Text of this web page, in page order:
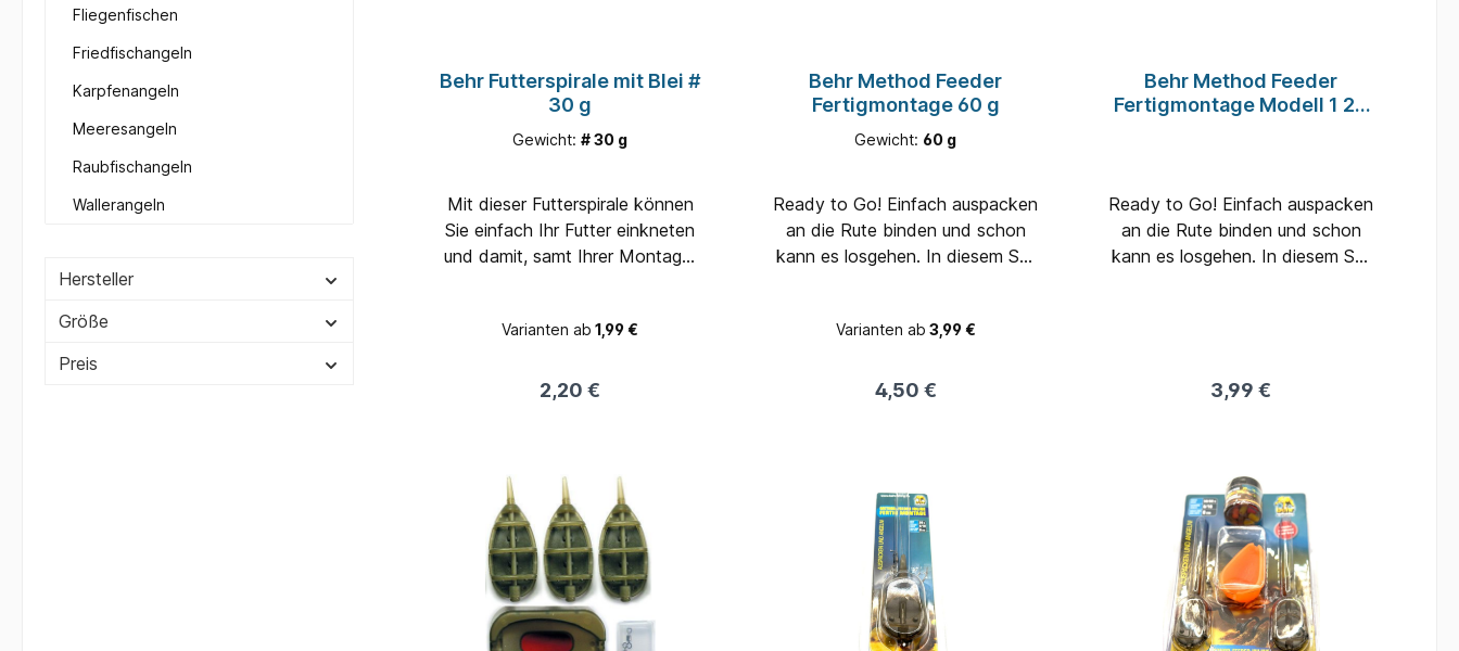
Fliegenfischen
Friedfischangeln
Karpfenangeln
Meeresangeln
Raubfischangeln
Wallerangeln
Hersteller
Größe
Preis
Behr Futterspirale mit Blei #
30 g
Gewicht:# 30 g
Mit dieser Futterspirale können
Sie einfach Ihr Futter einkneten
und damit, samt Ihrer Montage,
Varianten ab 1,99 €
2,20 €
Behr Method Feeder
Fertigmontage 60 g
Gewicht: 60 g
Ready to Go! Einfach auspacken
an die Rute binden und schon
kann es losgehen. In diesem Set
Varianten ab 3,99 €
4,50 €
Behr Method Feeder
Fertigmontage Modell 1 20
Ready to Go! Einfach auspacken
an die Rute binden und schon
kann es losgehen. In diesem Set
3,99 €